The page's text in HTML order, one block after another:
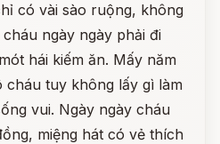
có vài sào ruộng, không
ngày ngày phải đi
hái kiếm ăn. Mấy năm
cháu tuy không lấy gì làm
vui. Ngày ngày cháu
miệng hát có vẻ thích